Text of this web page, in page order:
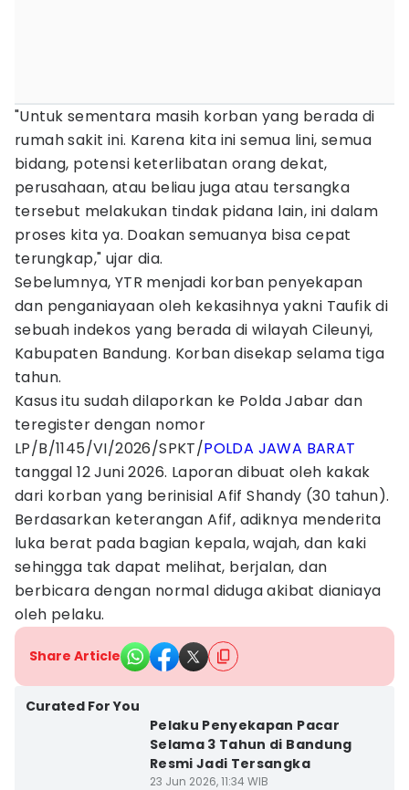
"Untuk sementara masih korban yang berada di
rumah sakit ini. Karena kita ini semua lini, semua
bidang, potensi keterlibatan orang dekat,
perusahaan, atau beliau juga atau tersangka
tersebut melakukan tindak pidana lain, ini dalam
proses kita ya. Doakan semuanya bisa cepat
terungkap," ujar dia.
Sebelumnya, YTR menjadi korban penyekapan
dan penganiayaan oleh kekasihnya yakni Taufik di
sebuah indekos yang berada di wilayah Cileunyi,
Kabupaten Bandung. Korban disekap selama tiga
tahun.
Kasus itu sudah dilaporkan ke Polda Jabar dan
teregister dengan nomor
LP/B/1145/VI/2026/SPKT/POLDA JAWA BARAT
tanggal 12 Juni 2026. Laporan dibuat oleh kakak
dari korban yang berinisial Afif Shandy (30 tahun).
Berdasarkan keterangan Afif, adiknya menderita
luka berat pada bagian kepala, wajah, dan kaki
sehingga tak dapat melihat, berjalan, dan
berbicara dengan normal diduga akibat dianiaya
oleh pelaku.
Share Article
Curated For You
Pelaku Penyekapan Pacar
Selama 3 Tahun di Bandung
Resmi Jadi Tersangka
23 Jun 2026, 11:34 WIB